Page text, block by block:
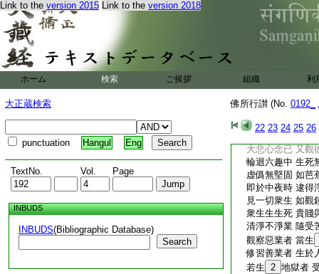
Link to the version 2015 Link to the version 2018
ホーム 検索 ご挨拶 組織 利
大正蔵検索
punctuation Hangul Eng
TextNo. Vol. Page
INBUDS
INBUDS(Bibliographic Database)
Search
佛所行讃 (No. 0192_
22 23 24 25 26
月明衆星朗 無復
空中雨天花 以供
佛所行讃阿惟
菩薩降魔已 志固
初夜入正受 憶念
從某處某名 而來
如是百千萬 死生
受生死無量 一切
大悲心念已 又觀
輪迴六趣中 生死
虚僞無堅固 如芭
即於中夜時 逮得
見一切衆生 如觀
衆生生生死 貴賤
清淨不淨業 隨受
觀察惡業者 當生
修習善業者 生於
若生 2 地獄者